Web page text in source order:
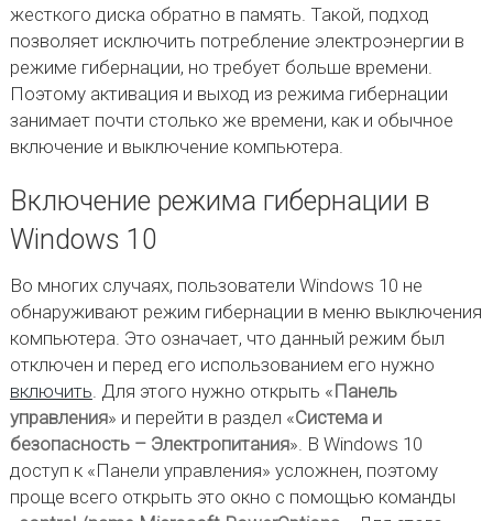
жесткого диска обратно в память. Такой, подход
позволяет исключить потребление электроэнергии в
режиме гибернации, но требует больше времени.
Поэтому активация и выход из режима гибернации
занимает почти столько же времени, как и обычное
включение и выключение компьютера.
Включение режима гибернации в
Windows 10
Во многих случаях, пользователи Windows 10 не
обнаруживают режим гибернации в меню выключения
компьютера. Это означает, что данный режим был
отключен и перед его использованием его нужно
включить. Для этого нужно открыть «Панель
управления» и перейти в раздел «Система и
безопасность – Электропитания». В Windows 10
доступ к «Панели управления» усложнен, поэтому
проще всего открыть это окно с помощью команды